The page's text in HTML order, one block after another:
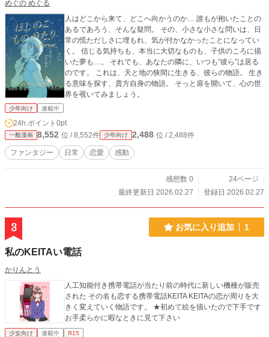
めぐの めぐる
人はどこから来て、どこへ向かうのか… 誰もが抱いたことの
あるであろう、そんな疑問。 その、小さな小さな問いは、日
常の慌ただしさに埋もれ、気が付かなかったことになってい
く。 信じる気持ちも、本当に大切なものも、子供のころに描
いた夢も…。 それでも、あなたの隣に、いつも”彼ら”は居る
のです。 これは、天と地の狭間に生きる、彼らの物語。 生き
る意味を探す、貴方自身の物語。 そっと扉を開いて、心の世
界を覗いてみましょう。
少年向け 連載中
24h.ポイント 0pt
一般漫画 8,552 位 / 8,552件 少年向け 2,488 位 / 2,488件
ファンタジー 日常 恋愛 感動
感想数 0
24ページ
最終更新日 2026.02.27
登録日 2026.02.27
3 お気に入り追加 1
私のKEITAい電話
かりんとう
人工知能付き携帯電話が当たり前の時代に新しい機種が販売
された その名も恋する携帯電話KEITA KEITAの恋が周りを大
きく変えていく物語です。 ★初めて絵を描いたので下手です
お手柔らかに暇なときに見て下さい
少女向け 連載中 R15